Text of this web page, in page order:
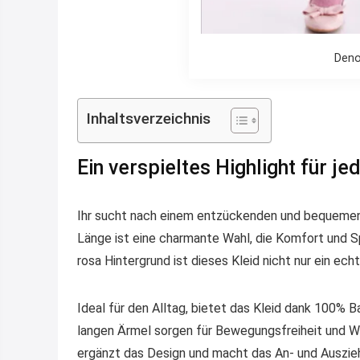
Inhaltsverzeichnis
Ein verspieltes Highlight für
Ihr sucht nach einem entzückenden und
Länge ist eine charmante Wahl, die Komfort
rosa Hintergrund ist dieses Kleid nicht nur ein
Ideal für den Alltag, bietet das Kleid dank 100%
langen Ärmel sorgen für Bewegungsfreiheit und
ergänzt das Design und macht das An- und